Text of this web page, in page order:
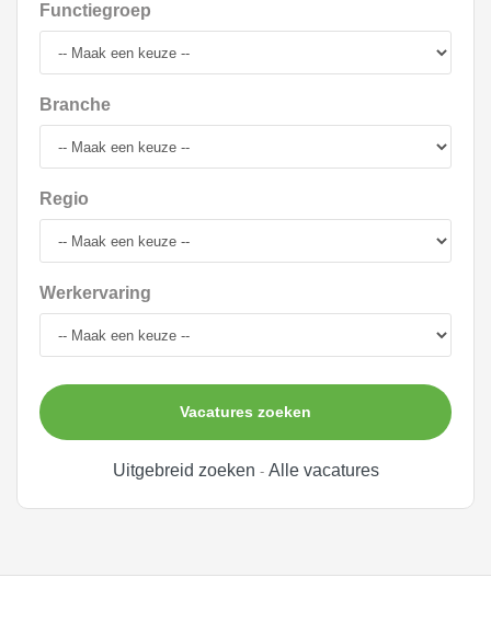
Functiegroep
Branche
Regio
Werkervaring
Vacatures zoeken
Uitgebreid zoeken - Alle vacatures